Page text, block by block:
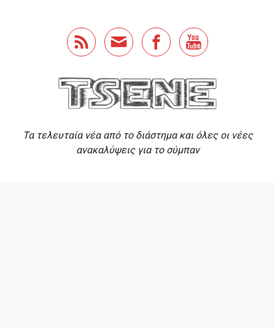
Τα τελευταία νέα από το διάστημα και όλες οι νέες
ανακαλύψεις για το σύμπαν